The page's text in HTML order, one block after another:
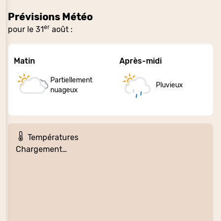
Prévisions Météo
pour le 31er août :
Matin
Partiellement
nuageux
Après-midi
Pluvieux
Températures
Chargement…